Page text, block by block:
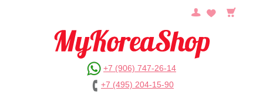
+7 (906) 747-26-14
+7 (495) 204-15-90